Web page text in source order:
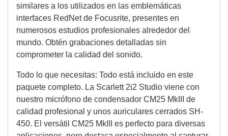
similares a los utilizados en las emblemáticas
interfaces RedNet de Focusrite, presentes en
numerosos estudios profesionales alrededor del
mundo. Obtén grabaciones detalladas sin
comprometer la calidad del sonido.
Todo lo que necesitas: Todo está incluido en este
paquete completo. La Scarlett 2i2 Studio viene con
nuestro micrófono de condensador CM25 MkIII de
calidad profesional y unos auriculares cerrados SH-
450. El versátil CM25 MkIII es perfecto para diversas